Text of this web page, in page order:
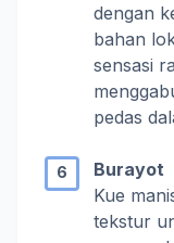
dengan
bahan
sensasi
pedas
Burayot
Kue
tekstur